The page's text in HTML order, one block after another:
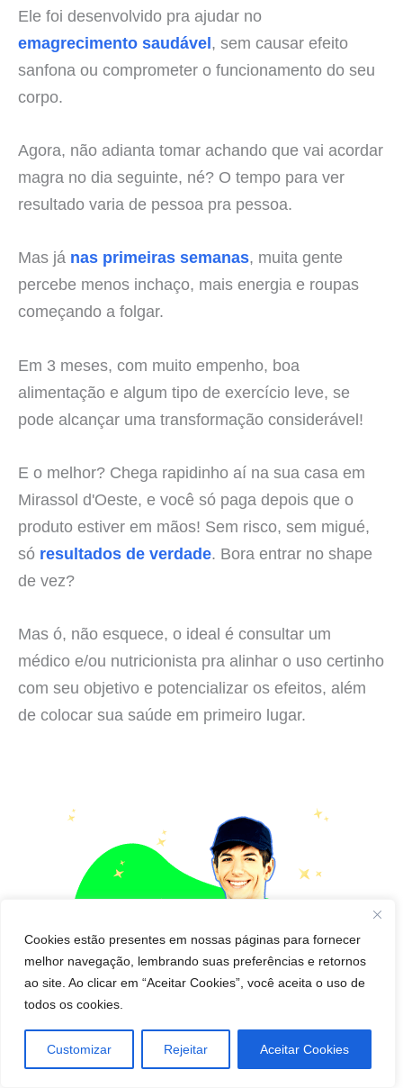
Cookies estão presentes em nossas páginas para fornecer
melhor navegação, lembrando suas preferências e retornos
ao site. Ao clicar em “Aceitar Cookies”, você aceita o uso de
todos os cookies.
Customizar Rejeitar Aceitar Cookies
Ele foi desenvolvido pra ajudar no
emagrecimento saudável, sem causar efeito
sanfona ou comprometer o funcionamento do seu
corpo.
Agora, não adianta tomar achando que vai acordar
magra no dia seguinte, né? O tempo para ver
resultado varia de pessoa pra pessoa.
Mas já nas primeiras semanas, muita gente
percebe menos inchaço, mais energia e roupas
começando a folgar.
Em 3 meses, com muito empenho, boa
alimentação e algum tipo de exercício leve, se
pode alcançar uma transformação considerável!
E o melhor? Chega rapidinho aí na sua casa em
Mirassol d'Oeste, e você só paga depois que o
produto estiver em mãos! Sem risco, sem migué,
só resultados de verdade. Bora entrar no shape
de vez?
Mas ó, não esquece, o ideal é consultar um
médico e/ou nutricionista pra alinhar o uso certinho
com seu objetivo e potencializar os efeitos, além
de colocar sua saúde em primeiro lugar.